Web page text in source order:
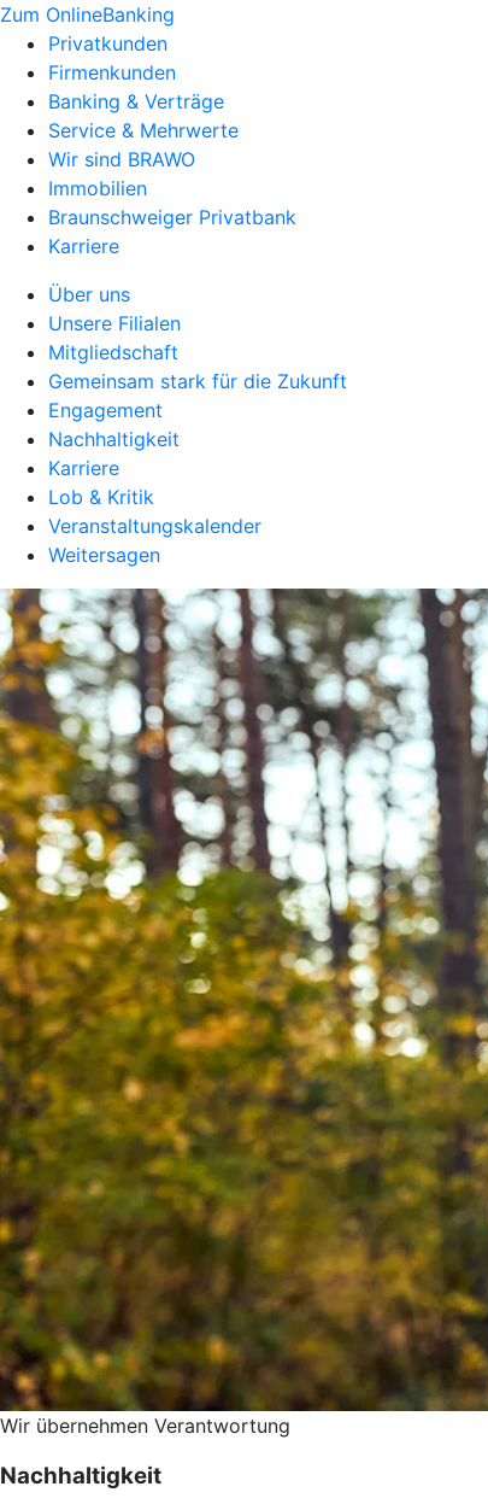
Zum OnlineBanking
Privatkunden
Firmenkunden
Banking & Verträge
Service & Mehrwerte
Wir sind BRAWO
Immobilien
Braunschweiger Privatbank
Karriere
Über uns
Unsere Filialen
Mitgliedschaft
Gemeinsam stark für die Zukunft
Engagement
Nachhaltigkeit
Karriere
Lob & Kritik
Veranstaltungskalender
Weitersagen
Wir übernehmen Verantwortung
Nachhaltigkeit